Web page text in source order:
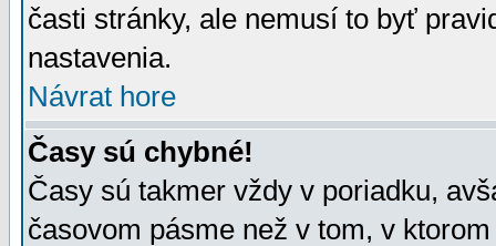
časti stránky, ale nemusí to byť
nastavenia.
Návrat hore
Časy sú chybné!
Časy sú takmer vždy v poriadku,
časovom pásme než v tom, v